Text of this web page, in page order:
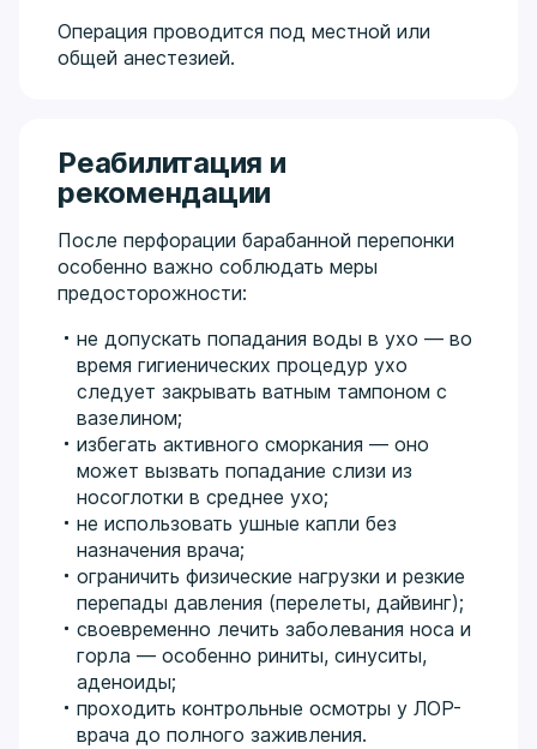
Операция проводится под местной или
общей анестезией.
Реабилитация и
рекомендации
После перфорации барабанной перепонки
особенно важно соблюдать меры
предосторожности:
не допускать попадания воды в ухо — во
время гигиенических процедур ухо
следует закрывать ватным тампоном с
вазелином;
избегать активного сморкания — оно
может вызвать попадание слизи из
носоглотки в среднее ухо;
не использовать ушные капли без
назначения врача;
ограничить физические нагрузки и резкие
перепады давления (перелеты, дайвинг);
своевременно лечить заболевания носа и
горла — особенно риниты, синуситы,
аденоиды;
проходить контрольные осмотры у ЛОР-
врача до полного заживления.